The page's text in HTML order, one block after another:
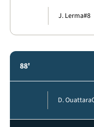
J. Lerma#8
88'
D. Ouattara